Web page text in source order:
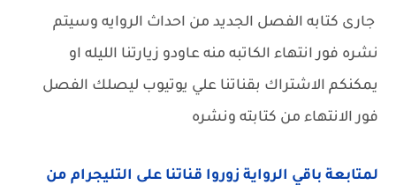
جارى كتابه الفصل الجديد من احداث الروايه وسيتم
نشره فور انتهاء الكاتبه منه عاودو زيارتنا الليله او
يمكنكم الاشتراك بقناتنا علي يوتيوب ليصلك الفصل
فور الانتهاء من كتابته ونشره
لمتابعة باقي الرواية زوروا قناتنا على التليجرام من